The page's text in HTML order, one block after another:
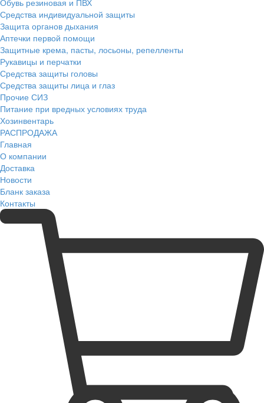
Средства индивидуальной защиты
Защита органов дыхания
Аптечки первой помощи
Защитные крема, пасты, лосьоны, репелленты
Рукавицы и перчатки
Средства защиты головы
Средства защиты лица и глаз
Прочие СИЗ
Питание при вредных условиях труда
Хозинвентарь
РАСПРОДАЖА
Главная
О компании
Доставка
Новости
Бланк заказа
Контакты